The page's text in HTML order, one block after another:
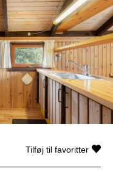
Tilføj til favoritter